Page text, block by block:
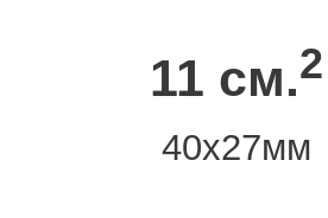
11 см.2
40х27мм